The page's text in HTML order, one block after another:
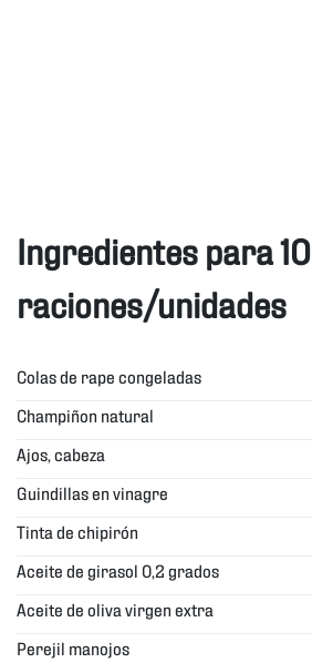
Ingredientes para 10
raciones/unidades
Colas de rape congeladas
Champiñon natural
Ajos, cabeza
Guindillas en vinagre
Tinta de chipirón
Aceite de girasol 0,2 grados
Aceite de oliva virgen extra
Perejil manojos